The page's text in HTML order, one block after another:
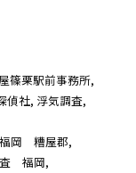
篠栗駅前事務所
偵社 浮気調査
岡 糟屋郡
福岡